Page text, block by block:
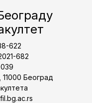
622
682
Београд